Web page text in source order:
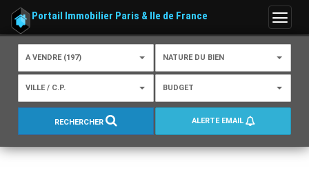
Menu
Portail Immobilier Paris & Ile de France
A VENDRE (197) NATURE DU BIEN
VILLE / C.P. BUDGET
RECHERCHER ALERTE EMAIL